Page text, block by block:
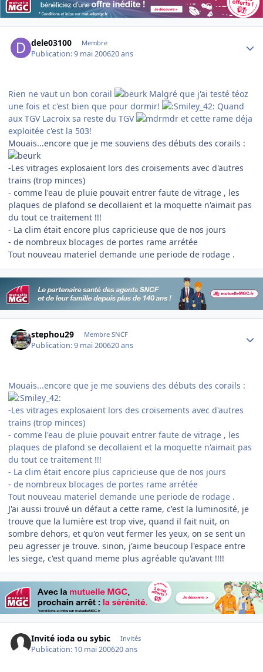
dele03100 Membre
Publication:9 mai 200620 ans
Rien ne vaut un bon corail
Malgré que j'ai testé téoz
une fois et c'est bien que pour dormir!
Quand
aux TGV Lacroix sa reste du TGV
et cette rame déja
exploitée c'est la 503!
Mouais...encore que je me souviens des débuts des corails :
-Les vitrages explosaient lors des croisements avec d'autres
trains (trop minces)
- comme l'eau de pluie pouvait entrer faute de vitrage , les
plaques de plafond se decollaient et la moquette n'aimait pas
du tout ce traitement !!!
- La clim était encore plus capricieuse que de nos jours
- de nombreux blocages de portes rame arrétée
Tout nouveau materiel demande une periode de rodage .
stephou29 Membre SNCF
Publication:9 mai 200620 ans
Mouais...encore que je me souviens des débuts des corails :
-Les vitrages explosaient lors des croisements avec d'autres
trains (trop minces)
- comme l'eau de pluie pouvait entrer faute de vitrage , les
plaques de plafond se decollaient et la moquette n'aimait pas
du tout ce traitement !!!
- La clim était encore plus capricieuse que de nos jours
- de nombreux blocages de portes rame arrétée
Tout nouveau materiel demande une periode de rodage .
J'ai aussi trouvé un défaut a cette rame, c'est la luminosité, je
trouve que la lumière est trop vive, quand il fait nuit, on
sombre dehors, et qu'on veut fermer les yeux, on se sent un
peu agresser je trouve. sinon, j'aime beucoup l'espace entre
les siege, c'est quand meme plus agréable qu'avant !!!!
Invité ioda ou sybic Invités
Publication: 10 mai 200620 ans